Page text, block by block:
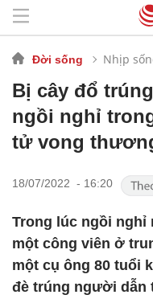
Đời sống Nhịp
Bị cây đổ
ngồi nghỉ
tử vong
18/07/2022 - 16:20
Trong lúc ngồi
một công viên ở
một cụ ông 80 tuổi
đè trúng người dẫn